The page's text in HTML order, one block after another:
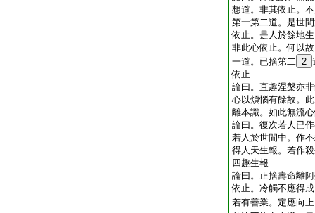
想道。非其依止。
第一第二道。是世
依止。是人於餘地
非此心依止。何以
一道。已捨第二 2
依止
論曰。直趣涅槃亦
心以煩惱有餘故。
離本識。如此無流
論曰。復次若人已
若人於世間中。作
得人天生報。若作
四趣生報
論曰。正捨壽命離
依止。冷觸不應得
若有善業。定應向